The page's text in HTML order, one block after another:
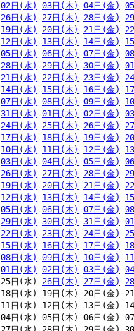
02日(水) 03日(木) 04日(金)
26日(水) 27日(木) 28日(金)
19日(水) 20日(木) 21日(金)
12日(水) 13日(木) 14日(金)
05日(水) 06日(木) 07日(金)
28日(水) 29日(木) 30日(金)
21日(水) 22日(木) 23日(金)
14日(水) 15日(木) 16日(金)
07日(水) 08日(木) 09日(金)
31日(水) 01日(木) 02日(金)
24日(水) 25日(木) 26日(金)
17日(水) 18日(木) 19日(金)
10日(水) 11日(木) 12日(金)
03日(水) 04日(木) 05日(金)
26日(水) 27日(木) 28日(金)
19日(水) 20日(木) 21日(金)
12日(水) 13日(木) 14日(金)
05日(水) 06日(木) 07日(金)
29日(水) 30日(木) 31日(金)
22日(水) 23日(木) 24日(金)
15日(水) 16日(木) 17日(金)
08日(水) 09日(木) 10日(金)
01日(水) 02日(木) 03日(金)
日(水) 26日(木) 27日(金)
日(水) 19日(木) 20日(金)
日(水) 12日(木) 13日(金)
日(水) 05日(木) 06日(金)